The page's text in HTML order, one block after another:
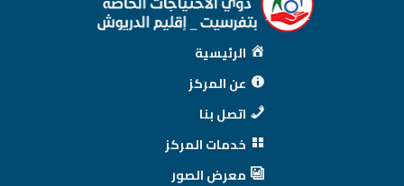
الرئيسية
عن المركز
اتصل بنا
خدمات المركز
معرض الصور